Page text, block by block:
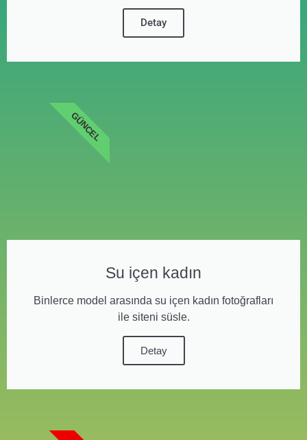
Detay
Su içen kadın
Binlerce model arasında su içen kadın fotoğrafları
ile siteni süsle.
Detay
GÜNCEL